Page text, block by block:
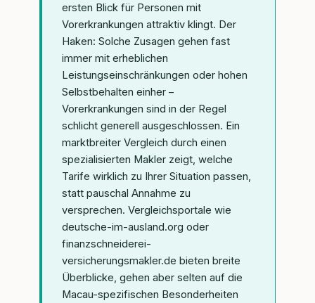
ersten Blick für Personen mit
Vorerkrankungen attraktiv klingt. Der
Haken: Solche Zusagen gehen fast
immer mit erheblichen
Leistungseinschränkungen oder hohen
Selbstbehalten einher –
Vorerkrankungen sind in der Regel
schlicht generell ausgeschlossen. Ein
marktbreiter Vergleich durch einen
spezialisierten Makler zeigt, welche
Tarife wirklich zu Ihrer Situation passen,
statt pauschal Annahme zu
versprechen. Vergleichsportale wie
deutsche-im-ausland.org oder
finanzschneiderei-
versicherungsmakler.de bieten breite
Überblicke, gehen aber selten auf die
Macau-spezifischen Besonderheiten